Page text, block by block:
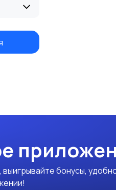
бонусы,